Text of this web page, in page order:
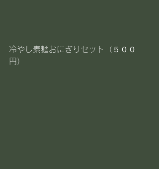
冷やし素麺おにぎりセット（５００
円）